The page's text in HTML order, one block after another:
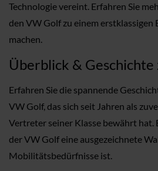
Technologie vereint. Erfahren Sie
den VW Golf zu einem erstklassigen
machen.
Überblick & Geschichte
Erfahren Sie die spannende
VW Golf, das sich seit Jahren als
Vertreter seiner Klasse bewährt hat.
der VW Golf eine ausgezeichnete
Mobilitätsbedürfnisse ist.